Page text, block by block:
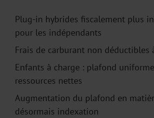
Plug-in hybrides fiscalement plus
pour les indépendants
Frais de carburant non déductibles
Enfants à charge : plafond
ressources nettes
Augmentation du plafond en
désormais indexation